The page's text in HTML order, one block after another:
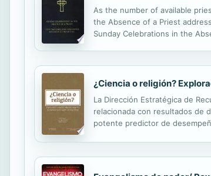
As the number of available
the Absence of a Priest
Sunday Celebrations in the
¿Ciencia o religión?
La Dirección Estratégica de
relacionada con resultados de
potente predictor de